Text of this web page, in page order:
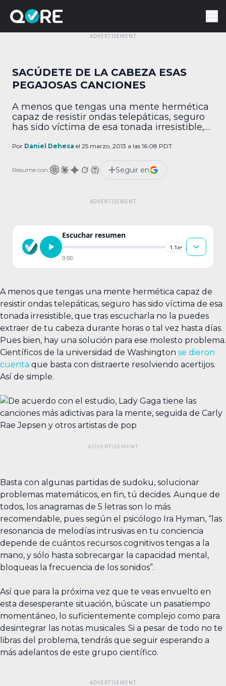
SACÚDETE DE LA CABEZA ESAS
PEGAJOSAS CANCIONES
A menos que tengas una mente hermética
capaz de resistir ondas telepáticas, seguro
has sido víctima de esa tonada irresistible,
tu cabeza durante horas o tal vez hasta días.
molesto problema. Científicos de la
universidad de Washington se dieron
Por Daniel Dehesa el 25 marzo, 2013 a las 16:08 PDT
Resume con: Seguir en
Escuchar resumen
1.1x▾
0:00
A menos que tengas una mente hermética capaz de
resistir ondas telepáticas, seguro has sido víctima de esa
tonada irresistible, que tras escucharla no la puedes
extraer de tu cabeza durante horas o tal vez hasta días.
Pues bien, hay una solución para ese molesto problema.
Científicos de la universidad de Washington se dieron
cuenta que basta con distraerte resolviendo acertijos.
Así de simple.
Basta con algunas partidas de sudoku, solucionar
problemas matemáticos, en fin, tú decides. Aunque de
todos, los anagramas de 5 letras son lo más
recomendable, pues según el psicólogo Ira Hyman, “las
resonancia de melodías intrusivas en tu conciencia
depende de cuántos recursos cognitivos tengas a la
mano, y sólo hasta sobrecargar la capacidad mental,
bloqueas la frecuencia de los sonidos”.
Así que para la próxima vez que te veas envuelto en
esta desesperante situación, búscate un pasatiempo
momentáneo, lo suficientemente complejo como para
desintegrar las notas musicales. Si a pesar de todo no te
libras del problema, tendrás que seguir esperando a
más adelantos de este grupo científico.